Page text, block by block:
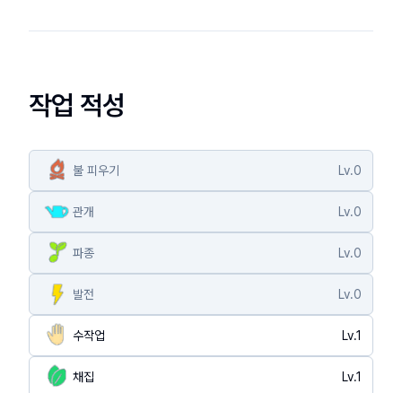
작업 적성
불 피우기 Lv.0
관개 Lv.0
파종 Lv.0
발전 Lv.0
수작업 Lv.1
채집 Lv.1